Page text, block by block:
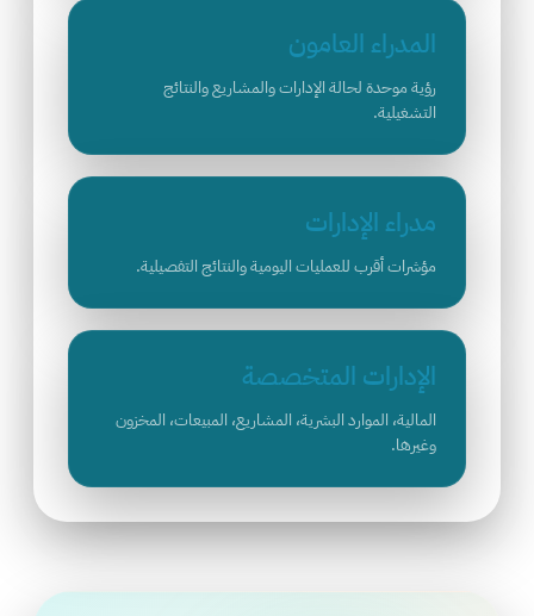
المدراء العامون
رؤية موحدة لحالة الإدارات والمشاريع والنتائج
التشغيلية.
مدراء الإدارات
مؤشرات أقرب للعمليات اليومية والنتائج التفصيلية.
الإدارات المتخصصة
المالية، الموارد البشرية، المشاريع، المبيعات، المخزون
وغيرها.